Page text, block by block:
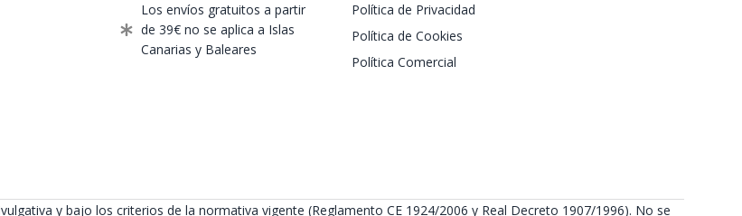
Los envíos gratuitos a partir
de 39€ no se aplica a Islas
Canarias y Baleares
Política de Privacidad
Política de Cookies
Política Comercial
y bajo los criterios de la normativa vigente (Reglamento CE 1924/2006 y Real Decreto 1907/1996). No se